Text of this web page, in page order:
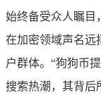
始终备受众人瞩目
在加密领域声名远
户群体。“狗狗币
搜索热潮，其背后